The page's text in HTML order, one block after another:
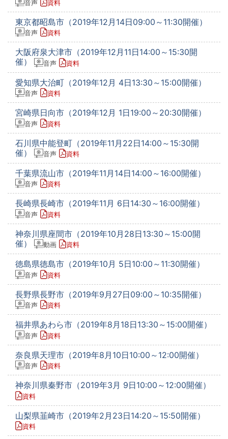
音声 資料
東京都昭島市（2019年12月14日09:00～11:30開催）
音声 資料
大阪府泉大津市（2019年12月11日14:00～15:30開
催）
音声 資料
愛知県大治町（2019年12月 4日13:30～15:00開催）
音声 資料
宮崎県日向市（2019年12月 1日19:00～20:30開催）
音声 資料
石川県中能登町（2019年11月22日14:00～15:30開
催）
音声 資料
千葉県流山市（2019年11月14日14:00～16:00開催）
音声 資料
長崎県長崎市（2019年11月 6日14:30～16:00開催）
音声 資料
神奈川県座間市（2019年10月28日13:30～15:00開
催）
動画 資料
徳島県徳島市（2019年10月 5日10:00～11:30開催）
音声 資料
長野県長野市（2019年9月27日09:00～10:35開催）
音声 資料
福井県あわら市（2019年8月18日13:30～15:00開催）
音声 資料
奈良県天理市（2019年8月10日10:00～12:00開催）
音声 資料
神奈川県秦野市（2019年3月 9日10:00～12:00開催）
資料
山梨県韮崎市（2019年2月23日14:20～15:50開催）
資料